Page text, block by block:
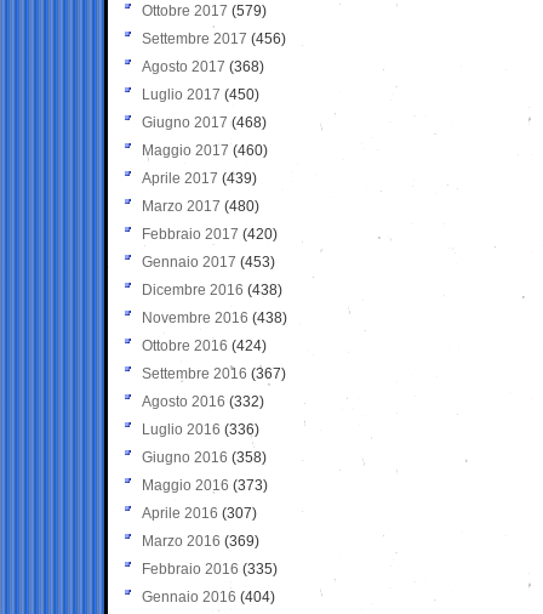
Ottobre 2017 (579)
Settembre 2017 (456)
Agosto 2017 (368)
Luglio 2017 (450)
Giugno 2017 (468)
Maggio 2017 (460)
Aprile 2017 (439)
Marzo 2017 (480)
Febbraio 2017 (420)
Gennaio 2017 (453)
Dicembre 2016 (438)
Novembre 2016 (438)
Ottobre 2016 (424)
Settembre 2016 (367)
Agosto 2016 (332)
Luglio 2016 (336)
Giugno 2016 (358)
Maggio 2016 (373)
Aprile 2016 (307)
Marzo 2016 (369)
Febbraio 2016 (335)
Gennaio 2016 (404)